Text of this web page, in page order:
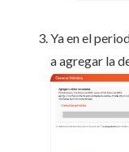
Ya en el
a agregar la